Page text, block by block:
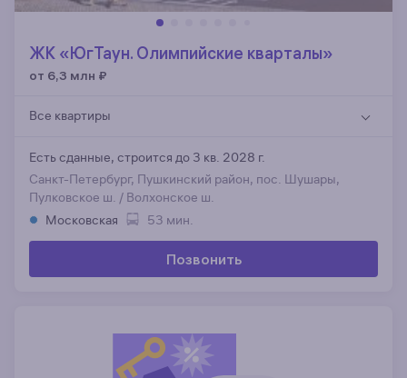
ЖК «ЮгТаун. Олимпийские кварталы»
от 6,3 млн ₽
Все квартиры
Есть сданные, строится до 3 кв. 2028 г.
Санкт-Петербург, Пушкинский район, пос. Шушары,
Пулковское ш. / Волхонское ш.
Московская
53 мин.
Позвонить